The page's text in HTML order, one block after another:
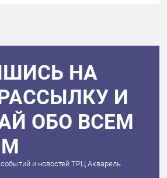
НА
И
ОБО ВСЕМ
событий и новостей ТРЦ Акварель